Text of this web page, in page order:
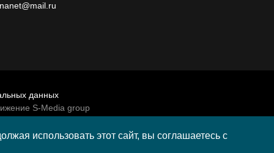
данных
S-Media group
использовать этот сайт, вы соглашаетесь с